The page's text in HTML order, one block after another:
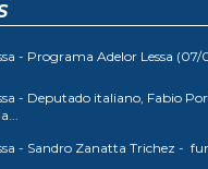
- Programa Adelor Lessa
- Deputado italiano, Fabio
- Sandro Zanatta Trichez -